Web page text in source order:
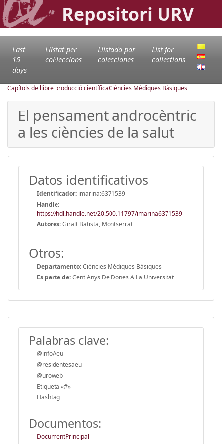
Repositori URV
Last
15
days
Llistat per
col·leccions
Llistado por
colecciones
List for
collections
Capítols de llibre producció científicaCiències Mèdiques Bàsiques
El pensament androcèntric
a les ciències de la salut
Datos identificativos
Identificador: imarina:6371539
Handle:
https://hdl.handle.net/20.500.11797/imarina6371539
Autores:Giralt Batista, Montserrat
Otros:
Departamento:Ciències Mèdiques Bàsiques
Es parte de:Cent Anys De Dones A La Universitat
Palabras clave:
@infoAeu
@residentesaeu
@uroweb
Etiqueta «#»
Hashtag
Documentos:
DocumentPrincipal